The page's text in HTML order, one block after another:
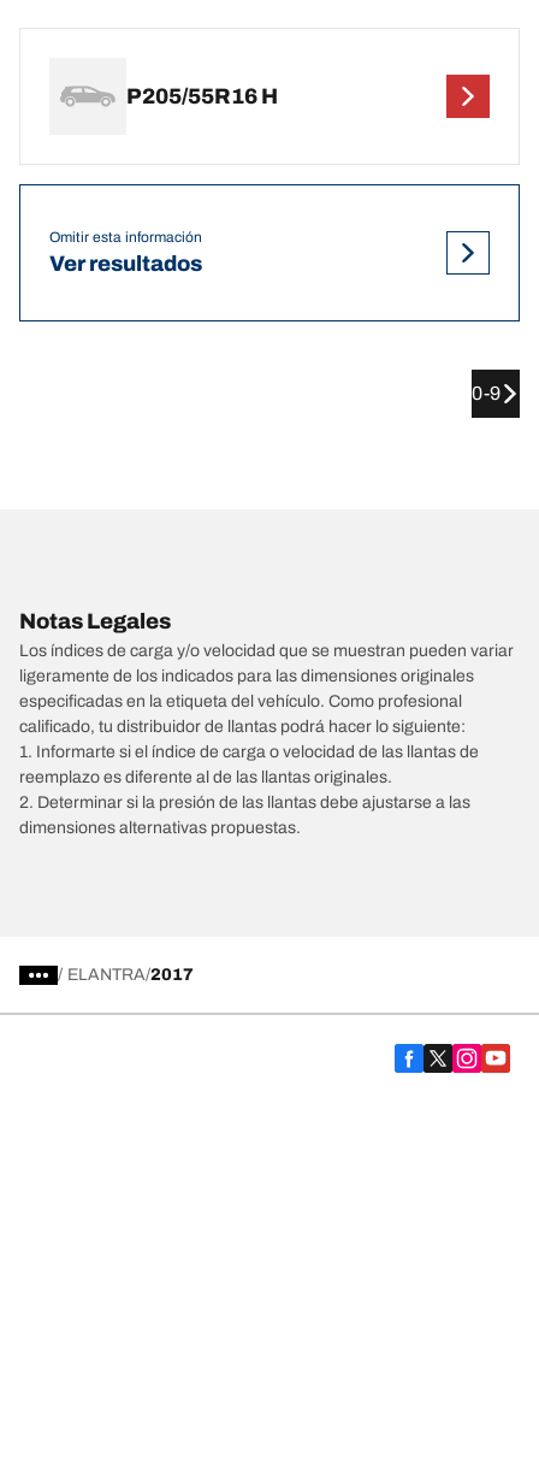
P205/55R16 H
Omitir esta información
Ver resultados
0-9
Notas Legales
Los índices de carga y/o velocidad que se muestran pueden variar
ligeramente de los indicados para las dimensiones originales
especificadas en la etiqueta del vehículo. Como profesional
calificado, tu distribuidor de llantas podrá hacer lo siguiente:
1. Informarte si el índice de carga o velocidad de las llantas de
reemplazo es diferente al de las llantas originales.
2. Determinar si la presión de las llantas debe ajustarse a las
dimensiones alternativas propuestas.
/ ELANTRA 2017